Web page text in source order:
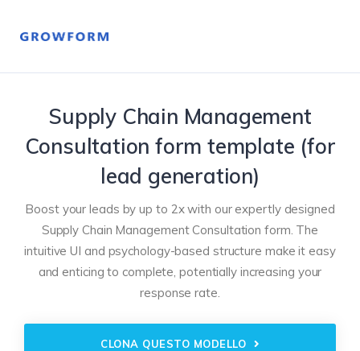
Supply Chain Management
Consultation form template (for
lead generation)
Boost your leads by up to 2x with our expertly designed
Supply Chain Management Consultation form. The
intuitive UI and psychology-based structure make it easy
and enticing to complete, potentially increasing your
response rate.
CLONA QUESTO MODELLO